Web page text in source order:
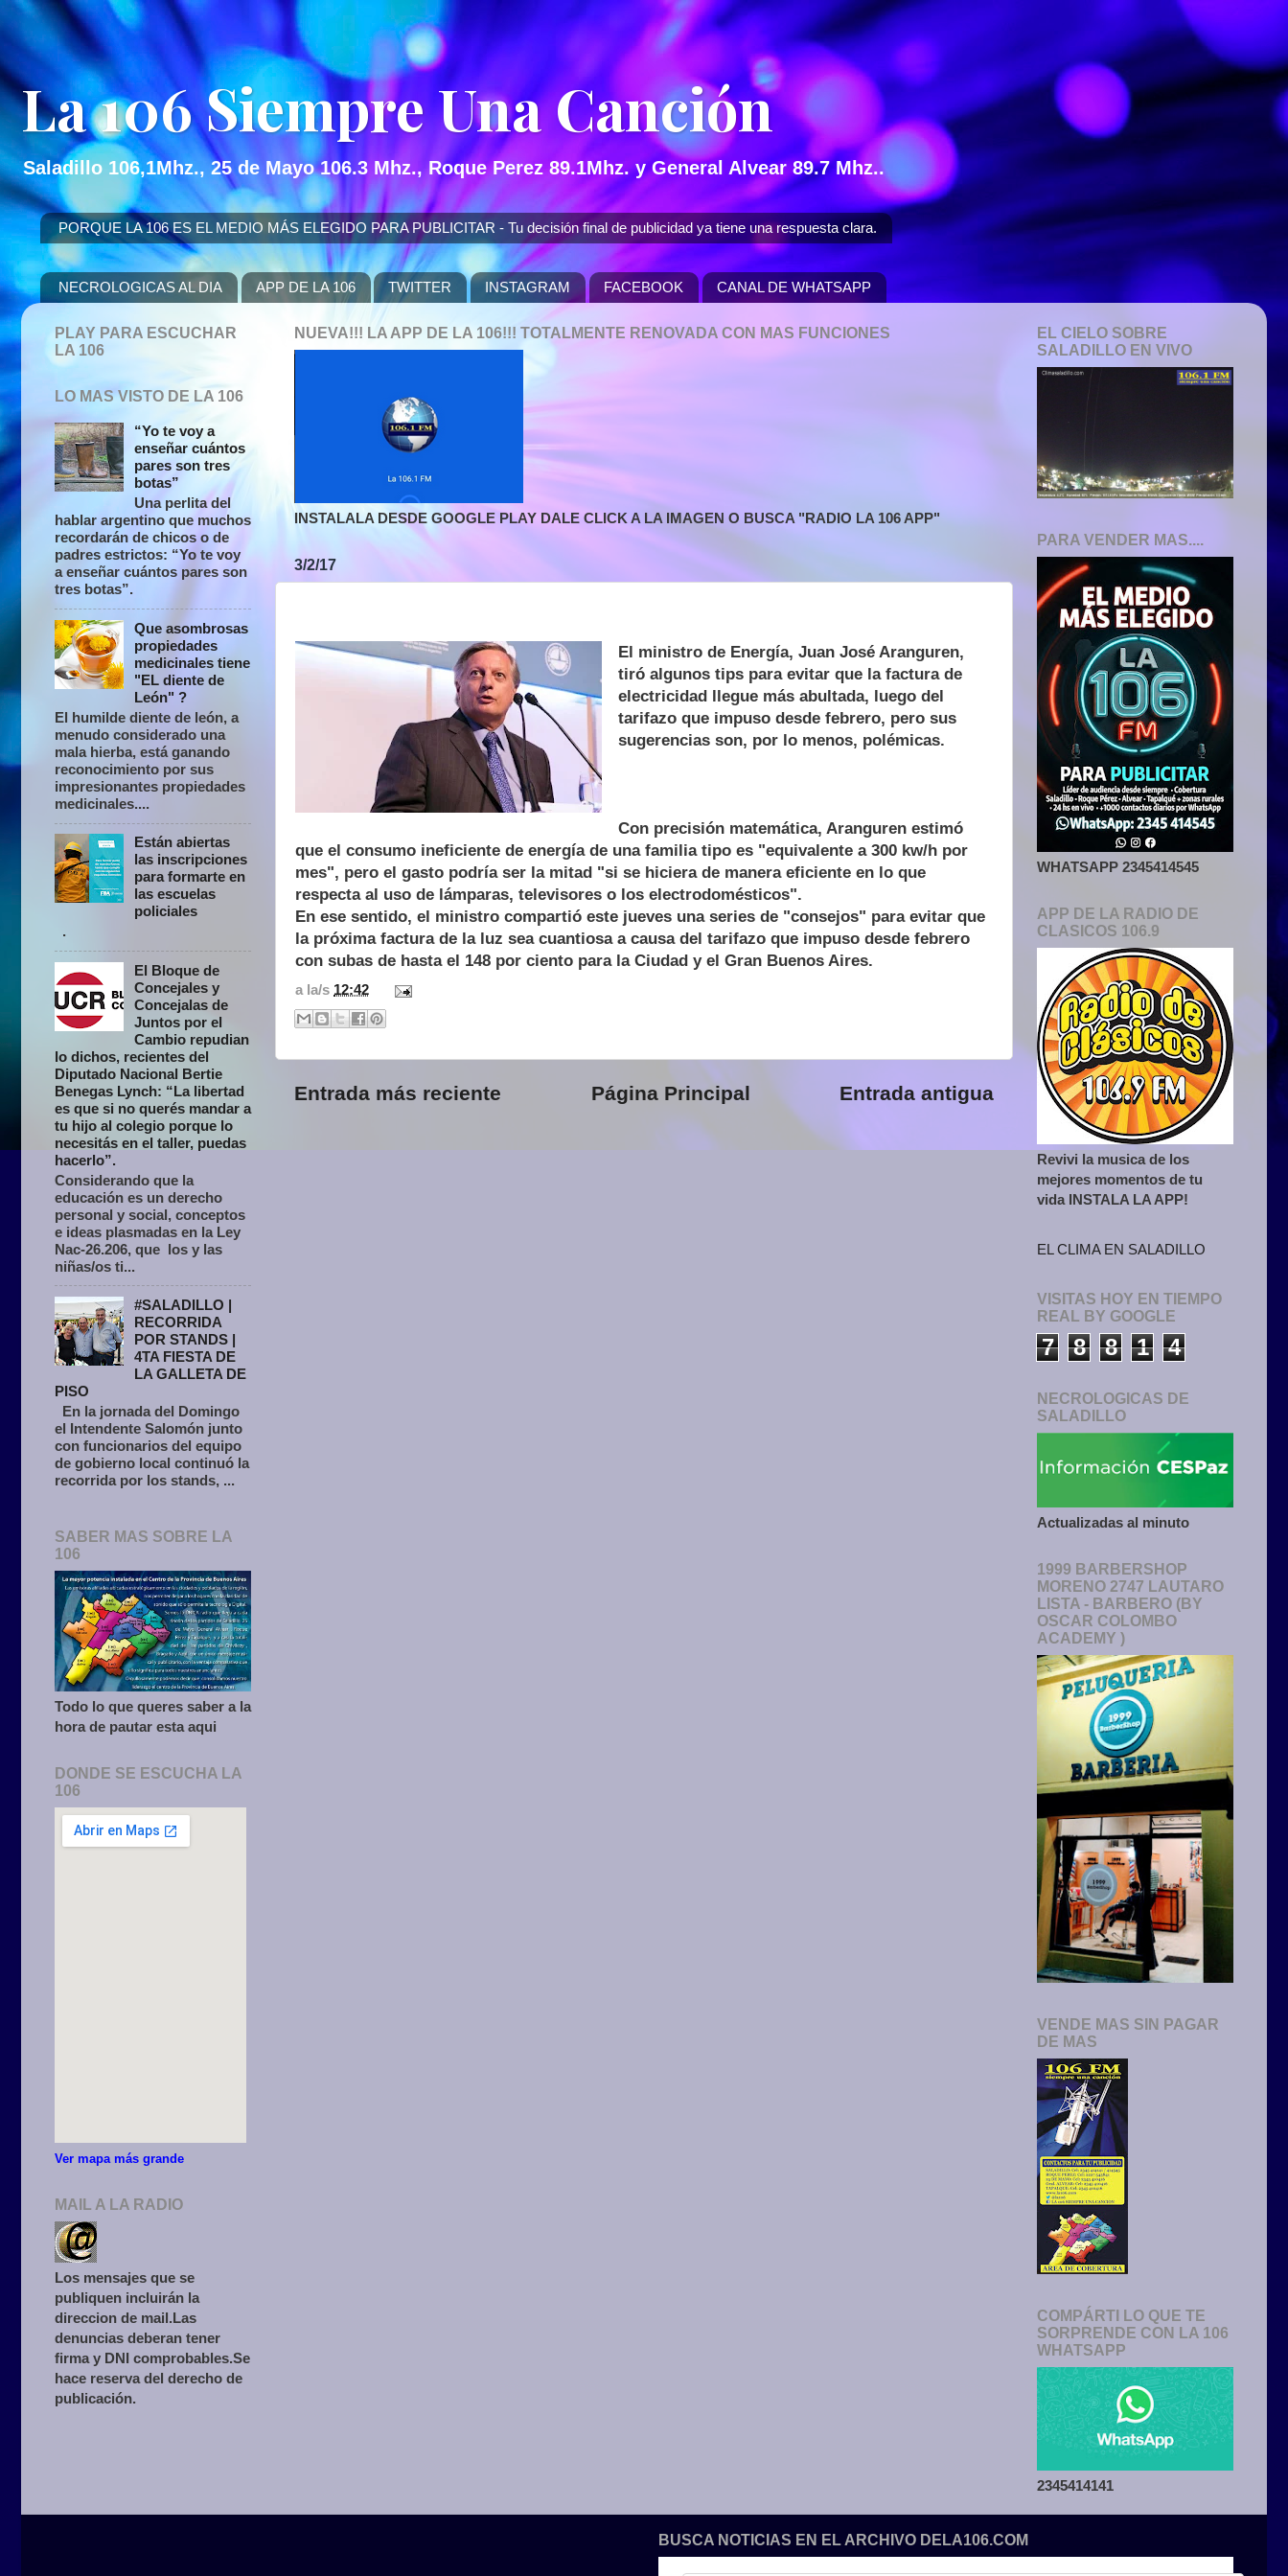
La 106 Siempre Una Canción
Saladillo 106,1Mhz., 25 de Mayo 106.3 Mhz., Roque Perez 89.1Mhz. y General Alvear 89.7 Mhz..
PORQUE LA 106 ES EL MEDIO MÁS ELEGIDO PARA PUBLICITAR - Tu decisión final de publicidad ya tiene una respuesta clara.
NECROLOGICAS AL DIA APP DE LA 106 TWITTER INSTAGRAM FACEBOOK CANAL DE WHATSAPP
NUEVA!!! LA APP DE LA 106!!! TOTALMENTE RENOVADA CON MAS FUNCIONES
INSTALALA DESDE GOOGLE PLAY DALE CLICK A LA IMAGEN O BUSCA "RADIO LA 106 APP"
3/2/17
El ministro de Energía, Juan José Aranguren,
tiró algunos tips para evitar que la factura de
electricidad llegue más abultada, luego del
tarifazo que impuso desde febrero, pero sus
sugerencias son, por lo menos, polémicas.
Con precisión matemática, Aranguren estimó
que el consumo ineficiente de energía de una familia tipo es "equivalente a 300 kw/h por
mes", pero el gasto podría ser la mitad "si se hiciera de manera eficiente en lo que
respecta al uso de lámparas, televisores o los electrodomésticos".
En ese sentido, el ministro compartió este jueves una series de "consejos" para evitar que
la próxima factura de la luz sea cuantiosa a causa del tarifazo que impuso desde febrero
con subas de hasta el 148 por ciento para la Ciudad y el Gran Buenos Aires.
a la/s 12:42
Entrada más reciente Entrada antigua
Página Principal
PLAY PARA ESCUCHAR
LA 106
LO MAS VISTO DE LA 106
“Yo te voy a
enseñar cuántos
pares son tres
botas”
Una perlita del
hablar argentino que muchos
recordarán de chicos o de
padres estrictos: “Yo te voy
a enseñar cuántos pares son
tres botas”.
Que asombrosas
propiedades
medicinales tiene
"EL diente de
León" ?
El humilde diente de león, a
menudo considerado una
mala hierba, está ganando
reconocimiento por sus
impresionantes propiedades
medicinales....
Están abiertas
las inscripciones
para formarte en
las escuelas
policiales
.
El Bloque de
Concejales y
Concejalas de
Juntos por el
Cambio repudian
lo dichos, recientes del
Diputado Nacional Bertie
Benegas Lynch: “La libertad
es que si no querés mandar a
tu hijo al colegio porque lo
necesitás en el taller, puedas
hacerlo”.
Considerando que la
educación es un derecho
personal y social, conceptos
e ideas plasmadas en la Ley
Nac-26.206, que los y las
niñas/os ti...
#SALADILLO |
RECORRIDA
POR STANDS |
4TA FIESTA DE
LA GALLETA DE
PISO
En la jornada del Domingo
el Intendente Salomón junto
con funcionarios del equipo
de gobierno local continuó la
recorrida por los stands, ...
SABER MAS SOBRE LA
106
Todo lo que queres saber a la
hora de pautar esta aqui
DONDE SE ESCUCHA LA
106
Ver mapa más grande
MAIL A LA RADIO
Los mensajes que se
publiquen incluirán la
direccion de mail.Las
denuncias deberan tener
firma y DNI comprobables.Se
hace reserva del derecho de
publicación.
EL CIELO SOBRE
SALADILLO EN VIVO
PARA VENDER MAS....
WHATSAPP 2345414545
APP DE LA RADIO DE
CLASICOS 106.9
Revivi la musica de los
mejores momentos de tu
vida INSTALA LA APP!
EL CLIMA EN SALADILLO
VISITAS HOY EN TIEMPO
REAL BY GOOGLE
7 8 8 1 4
NECROLOGICAS DE
SALADILLO
Actualizadas al minuto
1999 BARBERSHOP
MORENO 2747 LAUTARO
LISTA - BARBERO (BY
OSCAR COLOMBO
ACADEMY )
VENDE MAS SIN PAGAR
DE MAS
COMPÁRTI LO QUE TE
SORPRENDE CON LA 106
WHATSAPP
2345414141
BUSCA NOTICIAS EN EL ARCHIVO DELA106.COM